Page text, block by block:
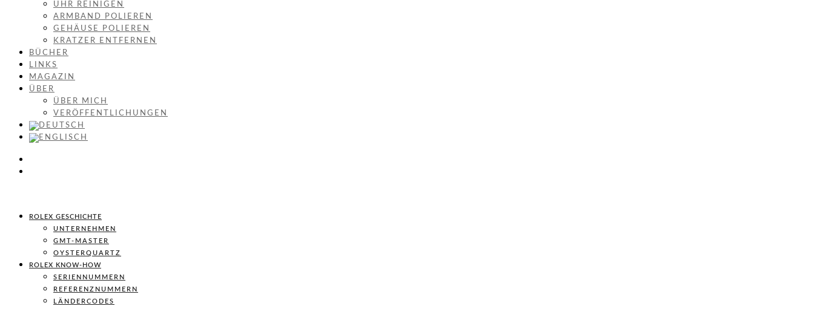
UHR REINIGEN
ARMBAND POLIEREN
GEHÄUSE POLIEREN
KRATZER ENTFERNEN
BÜCHER
LINKS
MAGAZIN
ÜBER
ÜBER MICH
VERÖFFENTLICHUNGEN
ROLEX GESCHICHTE
UNTERNEHMEN
GMT-MASTER
OYSTERQUARTZ
ROLEX KNOW-HOW
SERIENNUMMERN
REFERENZNUMMERN
LÄNDERCODES